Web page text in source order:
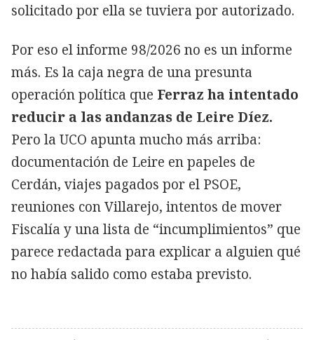
solicitado por ella se tuviera por autorizado.
Por eso el informe 98/2026 no es un informe
más. Es la caja negra de una presunta
operación política que Ferraz ha intentado
reducir a las andanzas de Leire Díez.
Pero la UCO apunta mucho más arriba:
documentación de Leire en papeles de
Cerdán, viajes pagados por el PSOE,
reuniones con Villarejo, intentos de mover
Fiscalía y una lista de “incumplimientos” que
parece redactada para explicar a alguien qué
no había salido como estaba previsto.